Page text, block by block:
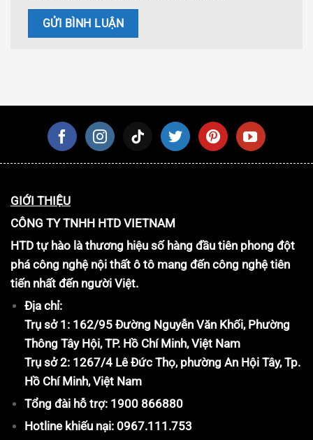
GIỚI THIỆU
CÔNG TY TNHH HTD VIETNAM
HTD tự hào là thương hiệu số hàng đầu tiên phong đột
phá công nghệ nội thất ô tô mang đến công nghệ tiên
tiến nhất đến người Việt.
Địa chỉ:
Trụ sở 1: 162/95 Đường Nguyễn Văn Khối, Phường
Thông Tây Hội, TP. Hồ Chí Minh, Việt Nam
Trụ sở 2: 1267/4 Lê Đức Thọ, phường An Hội Tây, Tp.
Hồ Chí Minh, Việt Nam
Tổng đài hỗ trợ: 1900 866880
Hotline khiếu nại: 0967.111.753